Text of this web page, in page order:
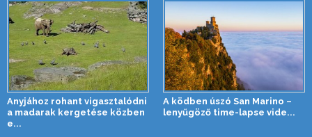
Anyjához rohant vigasztalódni
a madarak kergetése közben
e...
A ködben úszó San Marino –
lenyűgöző time-lapse vide...